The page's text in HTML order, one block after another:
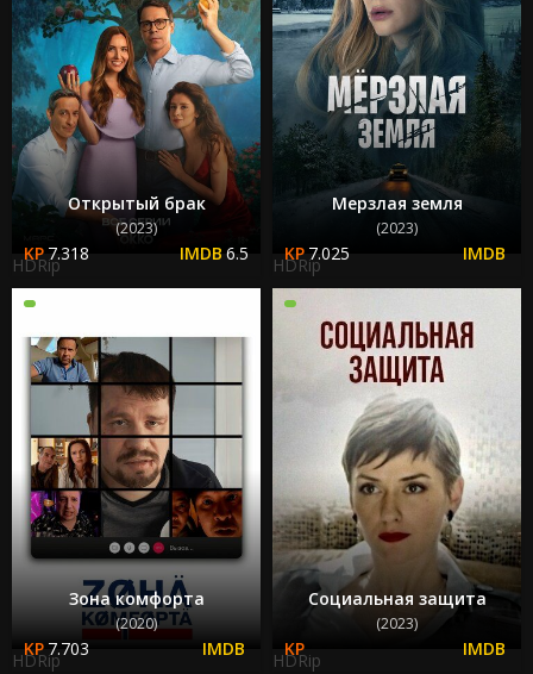
Открытый брак
(2023)
7.318 6.5
HDRip
Мерзлая земля
(2023)
7.025
HDRip
Зона комфорта
(2020)
7.703
HDRip
Социальная защита
(2023)
HDRip